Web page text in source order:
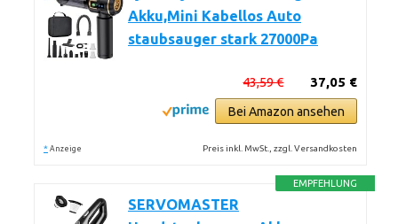
Akku,Mini Kabellos Auto
staubsauger stark 27000Pa
37,05 €
43,59 €
Bei Amazon ansehen
* Anzeige Preis inkl. MwSt., zzgl. Versandkosten
EMPFEHLUNG
SERVOMASTER